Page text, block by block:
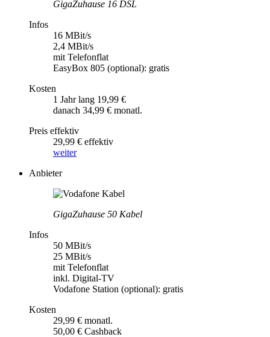
GigaZuhause 16 DSL
Infos
16 MBit/s
2,4 MBit/s
mit Telefonflat
EasyBox 805 (optional): gratis
Kosten
1 Jahr lang 19,99 €
danach 34,99 € monatl.
Preis effektiv
29,99 € effektiv
weiter
Anbieter
GigaZuhause 50 Kabel
Infos
50 MBit/s
25 MBit/s
mit Telefonflat
inkl. Digital-TV
Vodafone Station (optional): gratis
Kosten
29,99 € monatl.
50,00 € Cashback